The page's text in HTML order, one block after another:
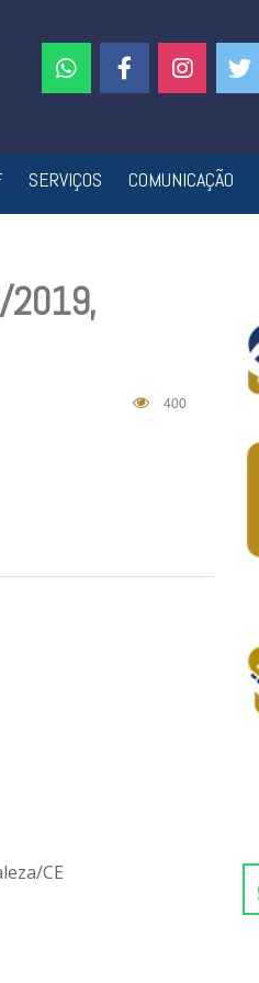
SERVIÇOS COMUNICAÇÃO
2019,
400
CE